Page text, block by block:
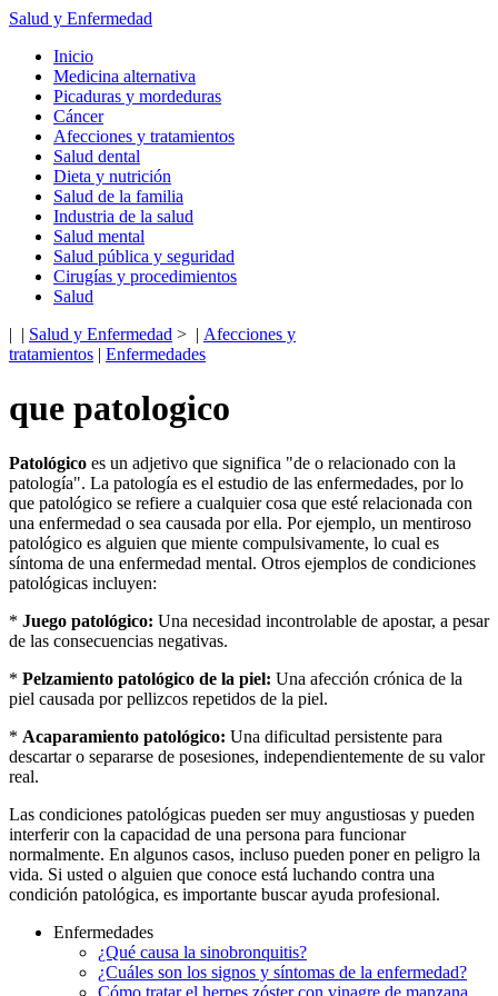
Salud y Enfermedad
Inicio
Medicina alternativa
Picaduras y mordeduras
Cáncer
Afecciones y tratamientos
Salud dental
Dieta y nutrición
Salud de la familia
Industria de la salud
Salud mental
Salud pública y seguridad
Cirugías y procedimientos
Salud
| | Salud y Enfermedad > | Afecciones y
tratamientos | Enfermedades
que patologico
Patológico es un adjetivo que significa "de o relacionado con la
patología". La patología es el estudio de las enfermedades, por lo
que patológico se refiere a cualquier cosa que esté relacionada con
una enfermedad o sea causada por ella. Por ejemplo, un mentiroso
patológico es alguien que miente compulsivamente, lo cual es
síntoma de una enfermedad mental. Otros ejemplos de condiciones
patológicas incluyen:
* Juego patológico: Una necesidad incontrolable de apostar, a pesar
de las consecuencias negativas.
* Pelzamiento patológico de la piel: Una afección crónica de la
piel causada por pellizcos repetidos de la piel.
* Acaparamiento patológico: Una dificultad persistente para
descartar o separarse de posesiones, independientemente de su valor
real.
Las condiciones patológicas pueden ser muy angustiosas y pueden
interferir con la capacidad de una persona para funcionar
normalmente. En algunos casos, incluso pueden poner en peligro la
vida. Si usted o alguien que conoce está luchando contra una
condición patológica, es importante buscar ayuda profesional.
Enfermedades
¿Qué causa la sinobronquitis?
¿Cuáles son los signos y síntomas de la enfermedad?
Cómo tratar el herpes zóster con vinagre de manzana